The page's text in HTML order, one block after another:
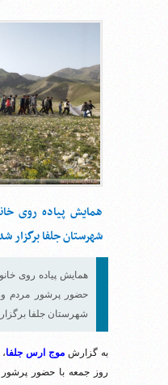
همایش پیاده روی
شهرستان جلفا برگزار
همایش پیاده روی
حضور پرشور مردم
شهرستان جلفا
به گزارش موج ارس جلفا
روز جمعه با حضور